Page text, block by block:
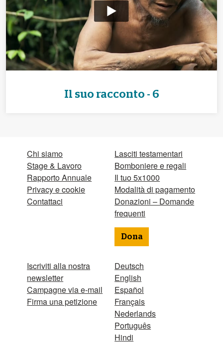
Il suo racconto - 6
Chi siamo
Stage & Lavoro
Rapporto Annuale
Privacy e cookie
Contattaci
Iscriviti alla nostra
newsletter
Campagne via e-mail
Firma una petizione
Lasciti testamentari
Bomboniere e regali
Il tuo 5x1000
Modalità di pagamento
Donazioni – Domande
frequenti
Dona
Deutsch
English
Español
Français
Nederlands
Português
Hindi